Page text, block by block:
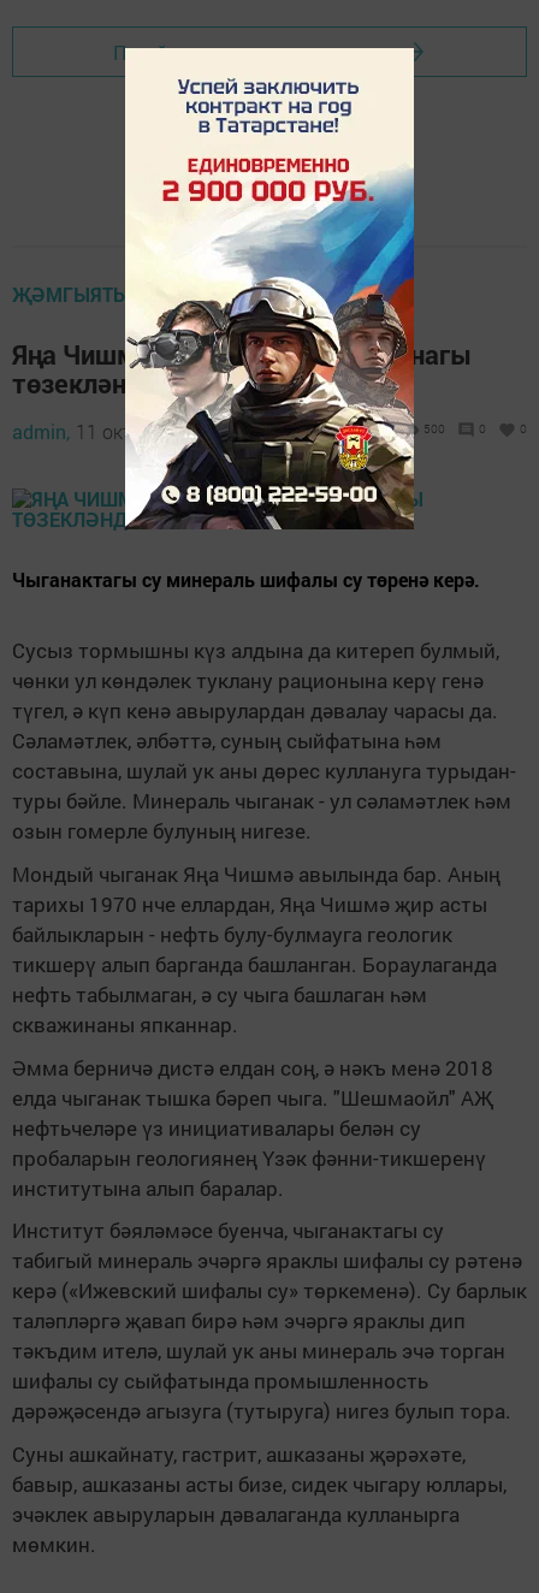
Перейти на страницу новости
ҖӘМГЫЯТЬ
Яңа Чишмәдә минераль су чыганагы
төзекләндерелә
admin, 11 октябрь 2021 - 10:00 500 0 0
Чыганактагы су минераль шифалы су төренә керә.
Сусыз тормышны күз алдына да китереп булмый,
чөнки ул көндәлек туклану рационына керү генә
түгел, ә күп кенә авырулардан дәвалау чарасы да.
Сәламәтлек, әлбәттә, суның сыйфатына һәм
составына, шулай ук аны дөрес куллануга турыдан-
туры бәйле. Минераль чыганак- ул сәламәтлек һәм
озын гомерле булуның нигезе.
Мондый чыганак Яңа Чишмә авылында бар. Аның
тарихы 1970 нче еллардан, Яңа Чишмә җир асты
байлыкларын - нефть булу-булмауга геологик
тикшерү алып барганда башланган. Бораулаганда
нефть табылмаган, ә су чыга башлаган һәм
скважинаны япканнар.
Әмма берничә дистә елдан соң, ә нәкъ менә 2018
елда чыганак тышка бәреп чыга. "Шешмаойл" АҖ
нефтьчеләре үз инициативалары белән су
пробаларын геологиянеңҮзәк фәнни-тикшеренү
институтына алып баралар.
Институт бәяләмәсе буенча, чыганактагы су
табигый минераль эчәргә яраклы шифалы су рәтенә
керә («Ижевский шифалы су» төркеменә). Су барлык
таләпләргә җавап бирә һәм эчәргә яраклы дип
тәкъдим ителә, шулай ук аны минераль эчә торган
шифалы су сыйфатында промышленность
дәрәҗәсендә агызуга (тутыруга) нигез булып тора.
Суны ашкайнату, гастрит, ашказаны җәрәхәте,
бавыр, ашказаны асты бизе, сидек чыгару юллары,
эчәклек авыруларын дәвалаганда кулланырга
мөмкин.